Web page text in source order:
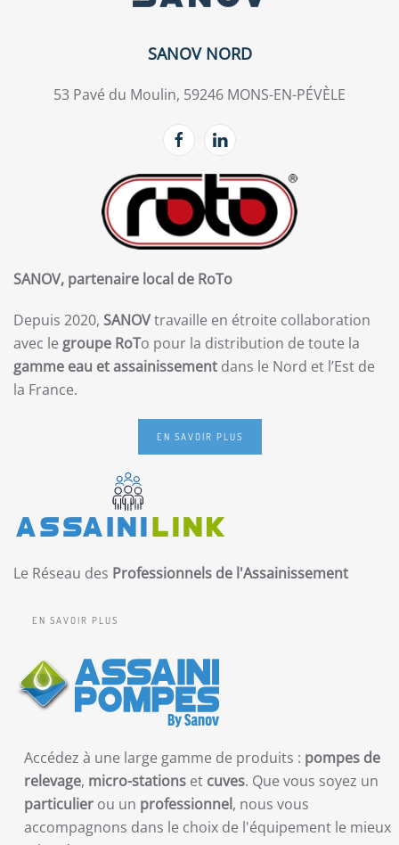
SANOV NORD
53 Pavé du Moulin, 59246 MONS-EN-PÉVÈLE
SANOV, partenaire local de RoTo
Depuis 2020, SANOVtravaille en étroite collaboration
avec le groupe RoTo pour la distribution de toute la
gamme eau et assainissement dans le Nord et l’Est de
la France.
EN SAVOIR PLUS
Le Réseau des Professionnels de l'Assainissement
EN SAVOIR PLUS
Accédez à une large gamme de produits : pompes de
relevage, micro-stations et cuves. Que vous soyez un
particulier ou un professionnel, nous vous
accompagnons dans le choix de l'équipement le mieux